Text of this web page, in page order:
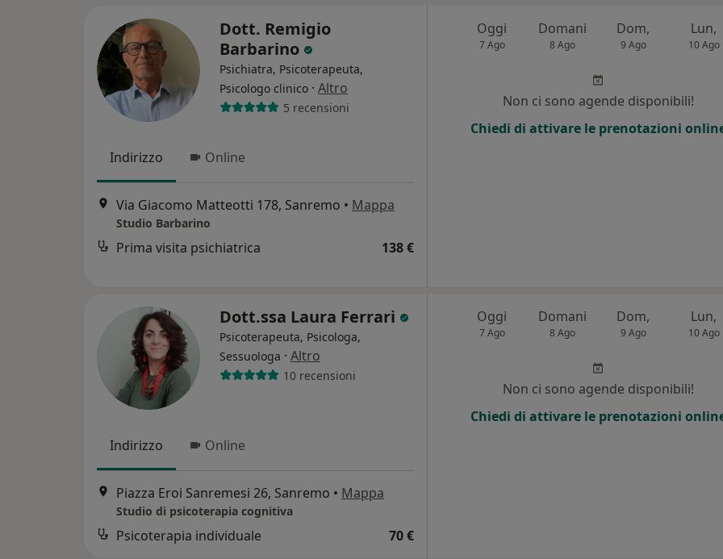
Dott. Remigio
Barbarino
Psichiatra, Psicoterapeuta,
Psicologo clinico · Altro
5 recensioni
Indirizzo Online
Via Giacomo Matteotti 178, Sanremo • Mappa
Studio Barbarino
Prima visita psichiatrica 138 €
Oggi
7 Ago
Domani
8 Ago
Dom,
9 Ago
Lun,
10 Ago
Non ci sono agende disponibili!
Chiedi di attivare le prenotazioni
Dott.ssa Laura Ferrari
Psicoterapeuta, Psicologa,
Sessuologa · Altro
10 recensioni
Indirizzo Online
Piazza Eroi Sanremesi 26, Sanremo • Mappa
Studio di psicoterapia cognitiva
Psicoterapia individuale 70 €
Oggi
7 Ago
Domani
8 Ago
Dom,
9 Ago
Lun,
10 Ago
Non ci sono agende disponibili!
Chiedi di attivare le prenotazioni